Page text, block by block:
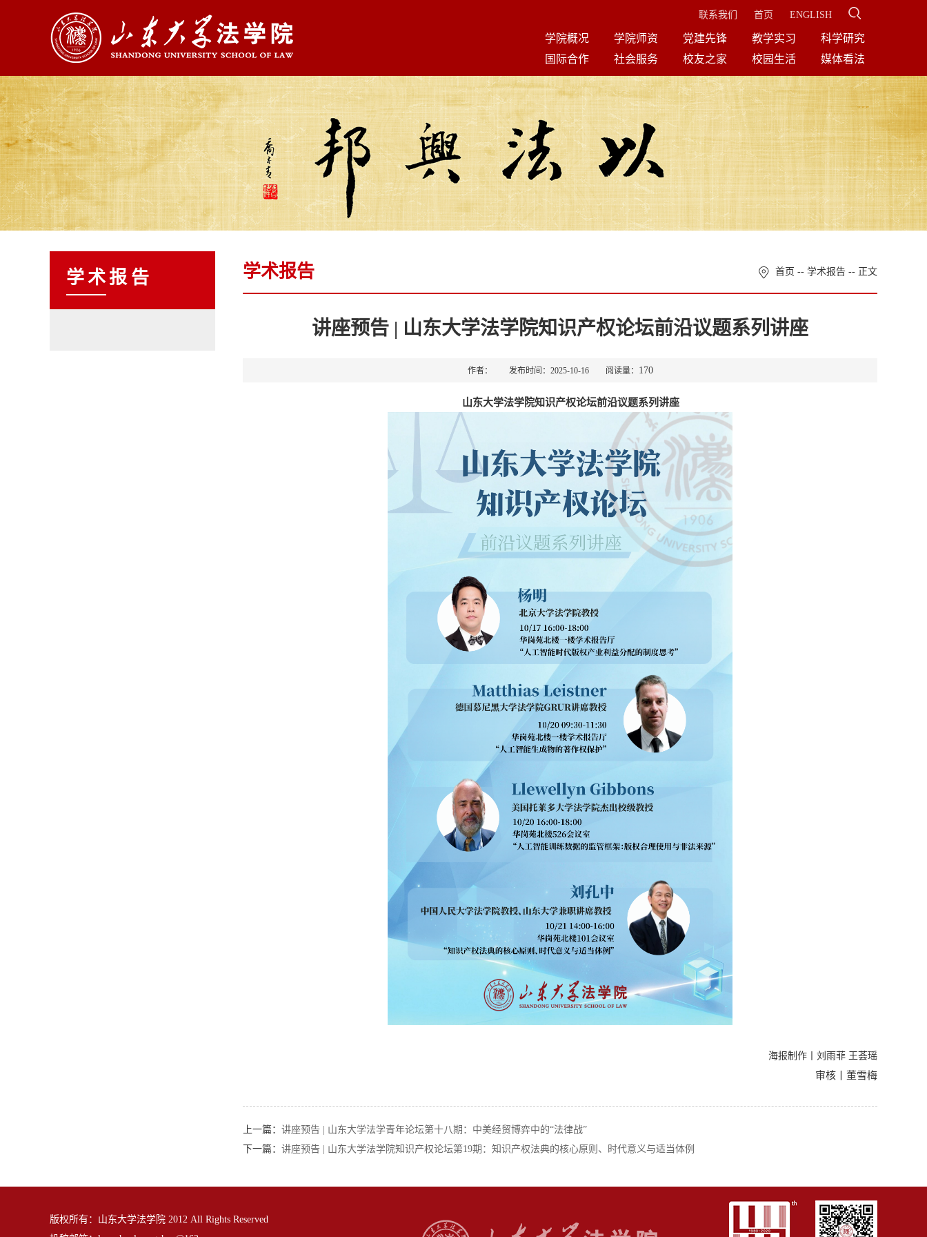
联系我们 首页 ENGLISH
学院概况 学院师资 党建先锋 教学实习
科学研究
国际合作
社会服务 校友之家 校园生活 媒体看法
学术报告 学术报告 首页 -- 学术报告 -- 正文
讲座预告 | 山东大学法学院知识产权论坛前沿议题系列讲座
作者： 发布时间：2025-10-16 阅读量： 170
山东大学法学院知识产权论坛前沿议题系列讲座
海报制作丨刘雨菲 王荟瑶
审核丨董雪梅
上一篇： 讲座预告 | 山东大学法学青年论坛第十八期：中美经贸博弈中的“法律战”
下一篇： 讲座预告 | 山东大学法学院知识产权论坛第19期：知识产权法典的核心原则、时代意义与适当体例
版权所有：山东大学法学院 2012 All Rights Reserved